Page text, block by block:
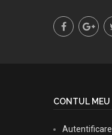
CONTUL MEU
Autentificare